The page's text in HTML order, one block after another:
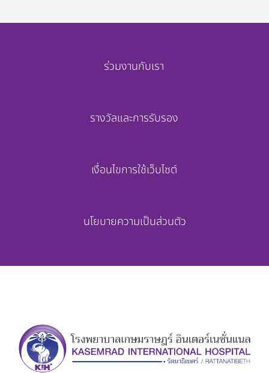
ร่วมงานกับเรา
รางวัลและการรับรอง
เงื่อนไขการใช้เว็บไซต์
นโยบายความเป็นส่วนตัว